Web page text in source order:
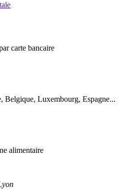
carte bancaire
Belgique, Luxembourg, Espagne...
alimentaire